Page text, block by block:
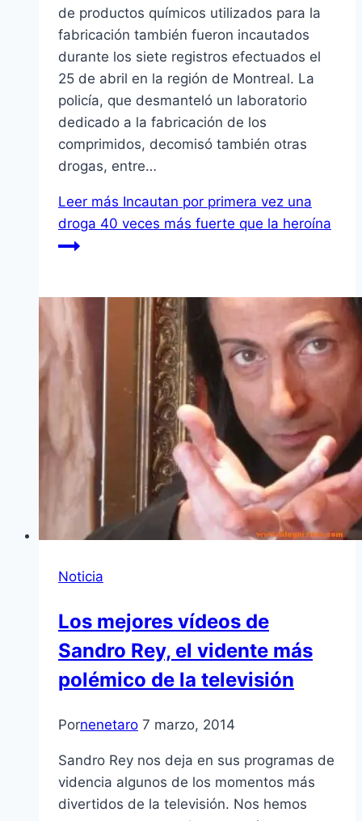
de productos químicos utilizados para la
fabricación también fueron incautados
durante los siete registros efectuados el
25 de abril en la región de Montreal. La
policía, que desmanteló un laboratorio
dedicado a la fabricación de los
comprimidos, decomisó también otras
drogas, entre…
Leer más Incautan por primera vez una
droga 40 veces más fuerte que la heroína
Noticia
Los mejores vídeos de
Sandro Rey, el vidente más
polémico de la televisión
Pornenetaro 7 marzo, 2014
Sandro Rey nos deja en sus programas de
videncia algunos de los momentos más
divertidos de la televisión. Nos hemos